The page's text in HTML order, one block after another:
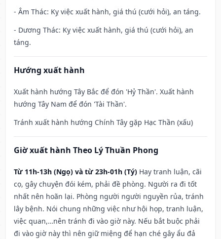
- Âm Thác: Kỵ việc xuất hành, giá thú (cưới hỏi), an táng.
- Dương Thác: Kỵ việc xuất hành, giá thú (cưới hỏi), an
táng.
Hướng xuất hành
Xuất hành hướng Tây Bắc để đón 'Hỷ Thần'. Xuất hành
hướng Tây Nam để đón 'Tài Thần'.
Tránh xuất hành hướng Chính Tây gặp Hạc Thần (xấu)
Giờ xuất hành Theo Lý Thuần Phong
Từ 11h-13h (Ngọ) và từ 23h-01h (Tý) Hay tranh luận, cãi
cọ, gây chuyện đói kém, phải đề phòng. Người ra đi tốt
nhất nên hoãn lại. Phòng người người nguyền rủa, tránh
lây bệnh. Nói chung những việc như hội họp, tranh luận,
việc quan,…nên tránh đi vào giờ này. Nếu bắt buộc phải
đi vào giờ này thì nên giữ miệng để hạn ché gây ẩu đả